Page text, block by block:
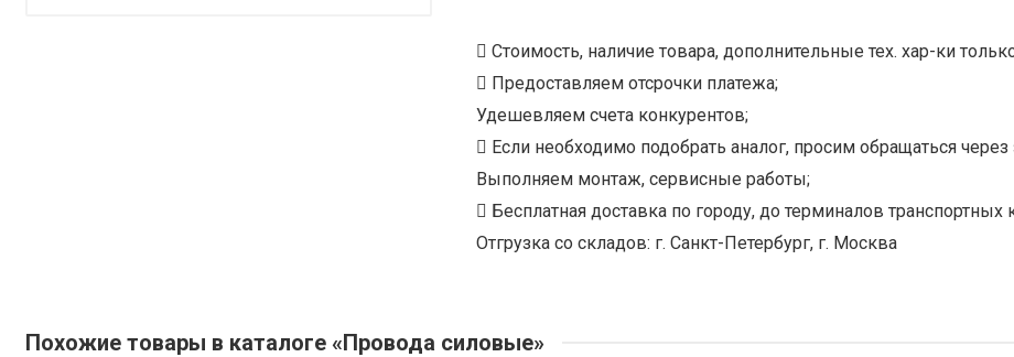
Стоимость, наличие товара, дополнительные тех. хар-ки
Предоставляем отсрочки платежа;
Удешевляем счета конкурентов;
Если необходимо подобрать аналог, просим обращаться через
Выполняем монтаж, сервисные работы;
Бесплатная доставка по городу, до терминалов транспортных
Отгрузка со складов: г. Санкт-Петербург, г. Москва
Похожие товары в каталоге «Провода силовые»